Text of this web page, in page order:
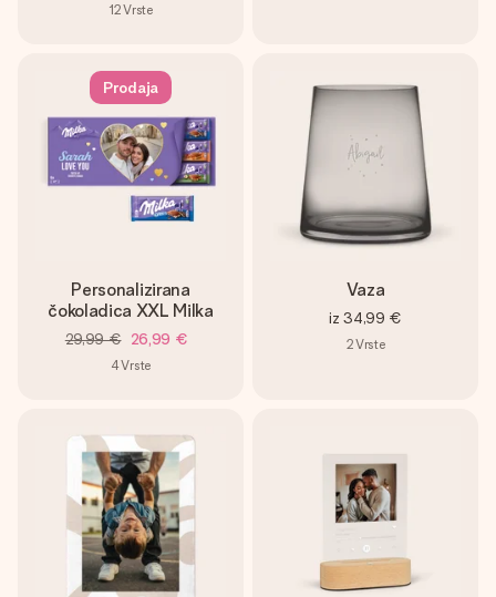
12Vrste
Prodaja
Personalizirana
čokoladica XXL Milka
29,99 € 26,99 €
4Vrste
Vaza
iz 34,99 €
2Vrste